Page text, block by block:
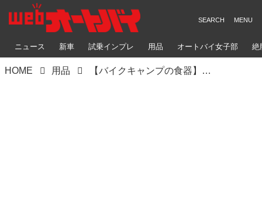
ニュース 新車 試乗インプレ 用品 オートバイ女子部 絶
HOME 用品 【バイクキャンプの食器】ツーリングに適したクッカーやカトラリー、調理器具を考える｜おすすめアイテムも紹介